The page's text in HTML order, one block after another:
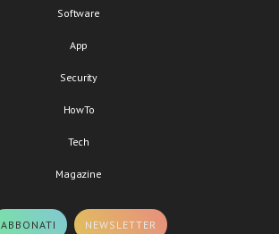
Software
App
Security
HowTo
Tech
Magazine
ABBONATI NEWSLETTER